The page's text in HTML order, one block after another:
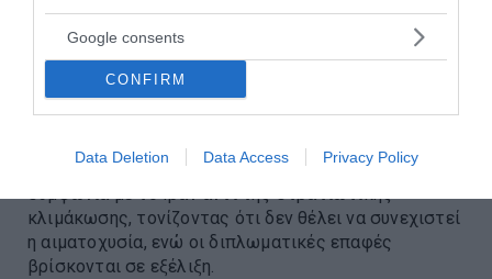
Google consents
CONFIRM
Data Deletion Data Access Privacy Policy
Τραμπ: «Δεν θέλω να
σκοτώνονται άνθρωποι» – Νέο
μήνυμα για το Ιράν
Ο Ντόναλντ Τραμπ δήλωσε ότι προτιμά μια
συμφωνία με το Ιράν αντί της στρατιωτικής
κλιμάκωσης, τονίζοντας ότι δεν θέλει να συνεχιστεί
η αιματοχυσία, ενώ οι διπλωματικές επαφές
βρίσκονται σε εξέλιξη.